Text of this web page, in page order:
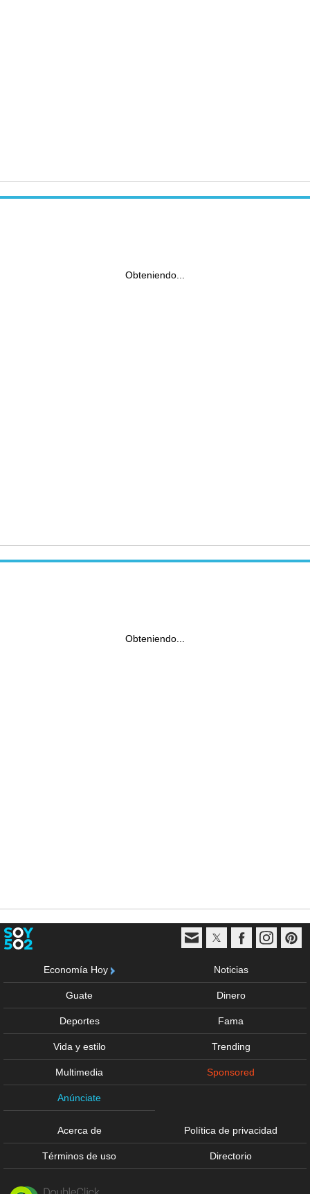
Obteniendo...
Obteniendo...
Economía Hoy Noticias
Guate Dinero
Deportes Fama
Vida y estilo Trending
Multimedia Sponsored
Anúnciate
Acerca de Política de privacidad
Términos de uso Directorio